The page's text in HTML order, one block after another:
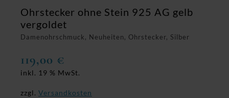
Damenohrschmuck, Neuheiten, Ohrstecker, Silber
Ohrstecker ohne Stein 925 AG gelb
vergoldet
119,00 €
inkl. 19 % MwSt.
zzgl. Versandkosten